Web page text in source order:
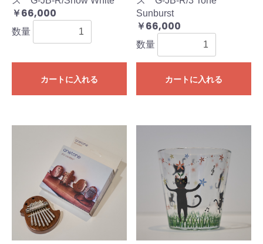
￥66,000
数量
カートに入れる
Sunburst
￥66,000
数量
カートに入れる